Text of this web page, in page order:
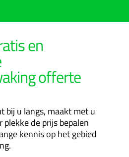
en
offerte
bij u langs, maakt met u
plekke de prijs bepalen
kennis op het gebied